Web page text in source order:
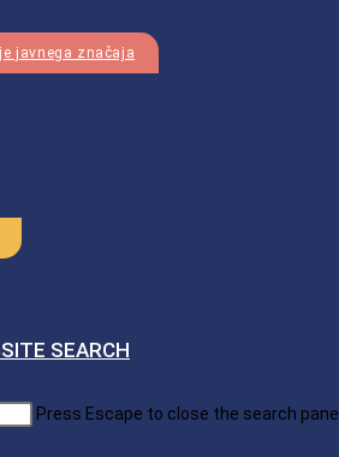
javnega značaja
SEARCH
Press Escape to close the search panel.